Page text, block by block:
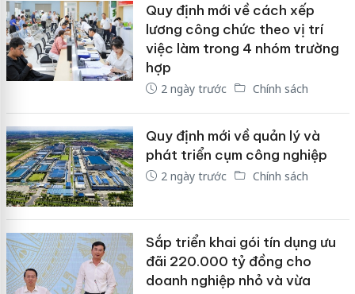
Quy định mới về cách xếp
lương công chức theo vị trí
việc làm trong 4 nhóm trường
hợp
2 ngày trước Chính sách
Quy định mới về quản lý và
phát triển cụm công nghiệp
2 ngày trước Chính sách
Sắp triển khai gói tín dụng ưu
đãi 220.000 tỷ đồng cho
doanh nghiệp nhỏ và vừa